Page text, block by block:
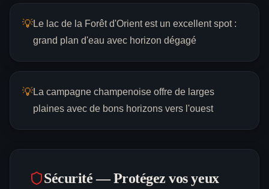
💡Le lac de la Forêt d'Orient est un excellent spot :
grand plan d'eau avec horizon dégagé
💡La campagne champenoise offre de larges
plaines avec de bons horizons vers l'ouest
Sécurité — Protégez vos yeux